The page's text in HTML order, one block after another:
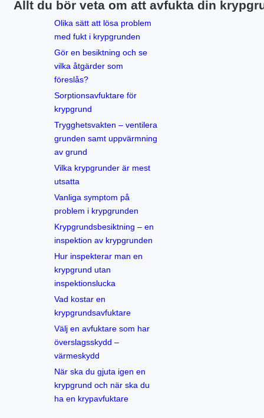
Allt du bör veta om att avfukta din
Olika sätt att lösa problem
med fukt i krypgrunden
Gör en besiktning och se
vilka åtgärder som
föreslås?
Sorptionsavfuktare för
krypgrund
Trygghetsvakten – ventilera
grunden samt uppvärmning
av grund
Vilka krypgrunder är mest
utsatta
Vanliga symptom på
problem i krypgrunden
Krypgrundsbesiktning – en
inspektion av krypgrunden
Hur inspekterar man en
krypgrund utan
inspektionslucka
Vad kostar en
krypgrundsavfuktare
Välj en avfuktare som har
överslagsskydd –
värmeskydd
När ska du gjuta igen en
krypgrund och när ska du
ha en krypavfuktare